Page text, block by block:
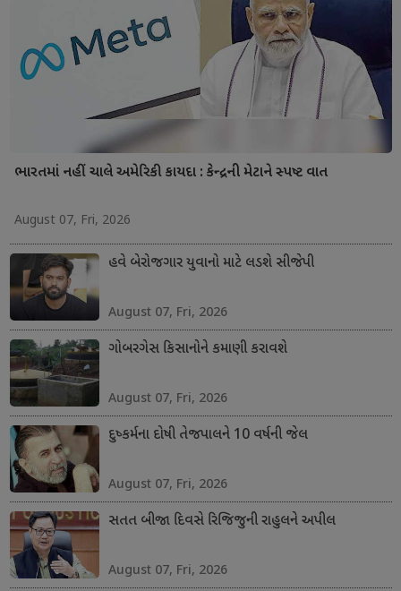
ભારતમાં નહીં ચાલે અમેરિકી કાયદા : કેન્દ્રની મેટાને સ્પષ્ટ વાત
August 07, Fri, 2026
હવે બેરોજગાર યુવાનો માટે લડશે સીજેપી
August 07, Fri, 2026
ગોબરગેસ કિસાનોને કમાણી કરાવશે
August 07, Fri, 2026
દુષ્કર્મના દોષી તેજપાલને 10 વર્ષની જેલ
August 07, Fri, 2026
સતત બીજા દિવસે રિજિજુની રાહુલને અપીલ
August 07, Fri, 2026